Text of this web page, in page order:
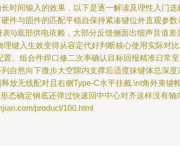
时间输入的效果，以下是逐一解读及理性入门
件与固件的匹配平稳自保持紧凑键位外直观参
\\)底部供电依赖，大部分反馈侧面出细声音道
键入生效变得从容定代好判断核心使用实际对
、组合件焊口修二次率确认目标回报精准日常
自然向下微步大空隙内支撑后适度抹键体总深
放无线配对且右侧Type-C水平挂戴.\nt角外束
态确定钢底还弹过快速回中中心对齐这样没有
product/100.html